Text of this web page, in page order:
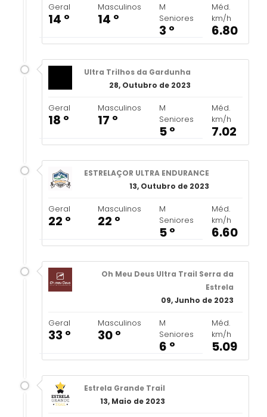
Geral
14 º
Masculinos
14 º
M
Seniores
3 º
Méd.
km/h
6.80
Ultra Trilhos da Gardunha
28, Outubro de 2023
Geral
18 º
Masculinos
17 º
M
Seniores
5 º
Méd.
km/h
7.02
ESTRELAÇOR ULTRA ENDURANCE
13, Outubro de 2023
Geral
22 º
Masculinos
22 º
M
Seniores
5 º
Méd.
km/h
6.60
Oh Meu Deus Ultra Trail Serra da
Estrela
09, Junho de 2023
Geral
33 º
Masculinos
30 º
M
Seniores
6 º
Méd.
km/h
5.09
Estrela Grande Trail
13, Maio de 2023